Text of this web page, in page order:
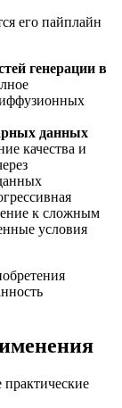
его пайплайн
генерации в
данных
качества и
к сложным
условия